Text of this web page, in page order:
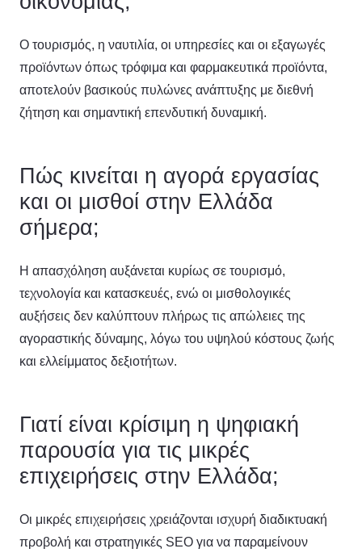
Ο τουρισμός, η ναυτιλία, οι υπηρεσίες και οι εξαγωγές
προϊόντων όπως τρόφιμα και φαρμακευτικά προϊόντα,
αποτελούν βασικούς πυλώνες ανάπτυξης με διεθνή
ζήτηση και σημαντική επενδυτική δυναμική.
Πώς κινείται η αγορά εργασίας
και οι μισθοί στην Ελλάδα
σήμερα;
Η απασχόληση αυξάνεται κυρίως σε τουρισμό,
τεχνολογία και κατασκευές, ενώ οι μισθολογικές
αυξήσεις δεν καλύπτουν πλήρως τις απώλειες της
αγοραστικής δύναμης, λόγω του υψηλού κόστους ζωής
και ελλείμματος δεξιοτήτων.
Γιατί είναι κρίσιμη η ψηφιακή
παρουσία για τις μικρές
επιχειρήσεις στην Ελλάδα;
Οι μικρές επιχειρήσεις χρειάζονται ισχυρή διαδικτυακή
προβολή και στρατηγικές SEO για να παραμείνουν